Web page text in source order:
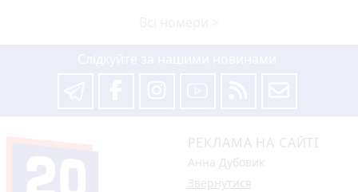
РЕКЛАМА НА САЙТІ
Анна Дубовик
Звернутися